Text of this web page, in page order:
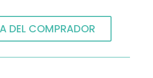
DEL COMPRADOR